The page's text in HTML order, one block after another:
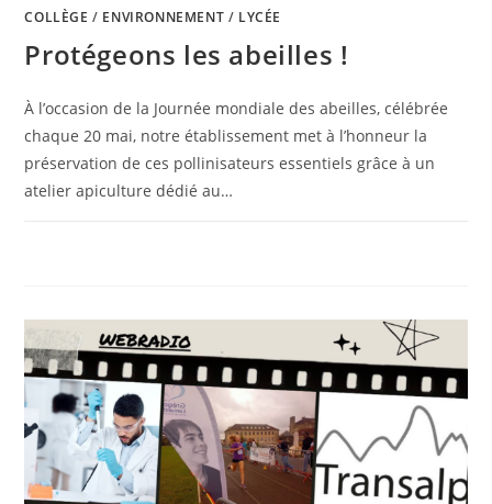
COLLÈGE / ENVIRONNEMENT / LYCÉE
Protégeons les abeilles !
À l’occasion de la Journée mondiale des abeilles, célébrée
chaque 20 mai, notre établissement met à l’honneur la
préservation de ces pollinisateurs essentiels grâce à un
atelier apiculture dédié au…